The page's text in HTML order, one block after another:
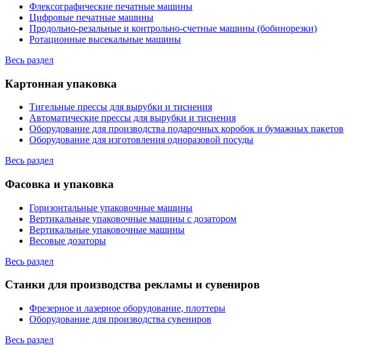
Флексографические печатные машины
Цифровые печатные машины
Продольно-резальные и контрольно-счетные машины (бобинорезки)
Ротационные высекальные машины
Весь раздел
Картонная упаковка
Тигельные прессы для вырубки и тиснения
Автоматические прессы для вырубки и тиснения
Оборудование для производства подарочных коробок и бумажных пакетов
Оборудование для изготовления одноразовой посуды
Весь раздел
Фасовка и упаковка
Горизонтальные упаковочные машины
Вертикальные упаковочные машины с дозатором
Вертикальные упаковочные машины
Весовые дозаторы
Весь раздел
Станки для производства рекламы и сувениров
Фрезерное и лазерное оборудование, плоттеры
Оборудование для производства сувениров
Весь раздел